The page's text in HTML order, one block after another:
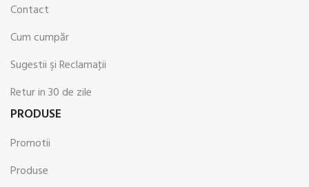
Contact
Cum cumpăr
Sugestii şi Reclamaţii
Retur in 30 de zile
PRODUSE
Promotii
Produse